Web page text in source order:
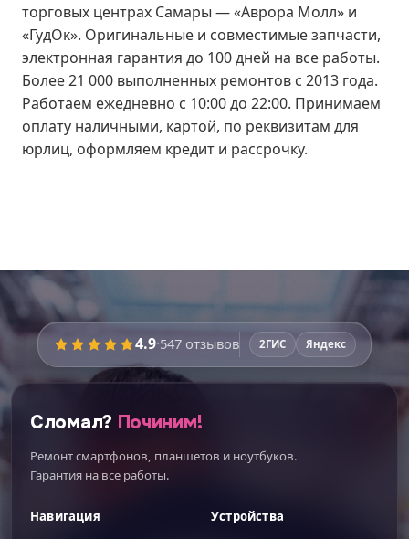
торговых центрах Самары — «Аврора Молл» и
«ГудОк». Оригинальные и совместимые запчасти,
электронная гарантия до 100 дней на все работы.
Более 21 000 выполненных ремонтов с 2013 года.
Работаем ежедневно с 10:00 до 22:00. Принимаем
оплату наличными, картой, по реквизитам для
юрлиц, оформляем кредит и рассрочку.
4.9·547 отзывов 2ГИС Яндекс
Сломал? Починим!
Ремонт смартфонов, планшетов и ноутбуков.
Гарантия на все работы.
Навигация Устройства